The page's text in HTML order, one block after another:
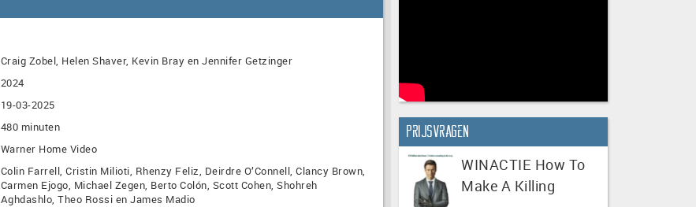
Craig Zobel, Helen Shaver, Kevin Bray en Jennifer Getzinger
2024
19-03-2025
480 minuten
Warner Home Video
Colin Farrell, Cristin Milioti, Rhenzy Feliz, Deirdre O’Connell, Clancy Brown,
Carmen Ejogo, Michael Zegen, Berto Colón, Scott Cohen, Shohreh
Aghdashlo, Theo Rossi en James Madio
Prijsvragen
WINACTIE How To
Make A Killing